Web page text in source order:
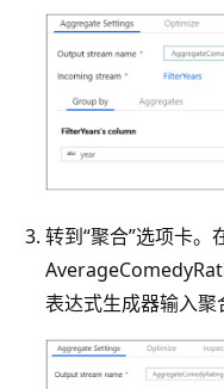
转到“聚合”选项卡
表达式生成器输入聚